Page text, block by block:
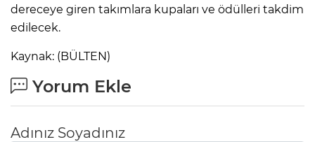
dereceye giren takımlara kupaları ve ödülleri takdim
edilecek.
Kaynak: (BÜLTEN)
Yorum Ekle
Adınız Soyadınız